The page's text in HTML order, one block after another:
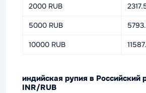
2000 RUB
5000 RUB
10000 RUB
индийская рупия в Российский
INR/RUB